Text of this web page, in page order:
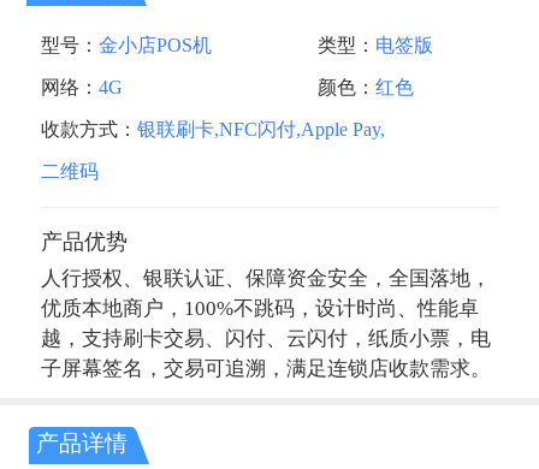
型号：金小店POS机 类型： 电签版
网络：4G 颜色：红色
收款方式：银联刷卡,NFC闪付,Apple Pay,
二维码
产品优势
人行授权、银联认证、保障资金安全，全国落地，
优质本地商户，100%不跳码，设计时尚、性能卓
越，支持刷卡交易、闪付、云闪付，纸质小票，电
子屏幕签名，交易可追溯，满足连锁店收款需求。
产品详情